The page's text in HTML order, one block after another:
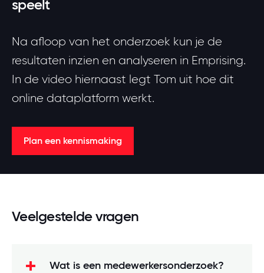
speelt
Na afloop van het onderzoek kun je de
resultaten inzien en analyseren in Emprising.
In de video hiernaast legt Tom uit hoe dit
online dataplatform werkt.
Plan een kennismaking
Veelgestelde vragen
Wat is een medewerkersonderzoek?